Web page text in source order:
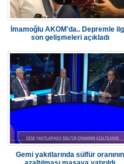
İmamoğlu AKOM'da.. Depremle
son gelişmeleri açıkladı
Gemi yakıtlarında sülfür oranının